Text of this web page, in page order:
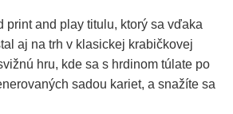
print and play titulu, ktorý sa vďaka
aj na trh v klasickej krabičkovej
hru, kde sa s hrdinom túlate po
sadou kariet, a snažíte sa